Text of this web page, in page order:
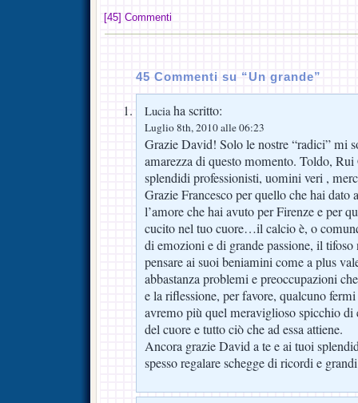
[45] Commenti
45 Commenti su “Un grande”
Luciaha scritto:
Luglio 8th, 2010 alle 06:23
Grazie David! Solo le nostre “radici” mi
amarezza di questo momento. Toldo,
splendidi professionisti, uomini veri ,
Grazie Francesco per quello che hai dato
l’amore che hai avuto per Firenze e per
cucito nel tuo cuore…il calcio è, o
di emozioni e di grande passione, il
pensare ai suoi beniamini come a plus
abbastanza problemi e preoccupazioni
e la riflessione, per favore, qualcuno
avremo più quel meraviglioso spicchio di
del cuore e tutto ciò che ad essa attiene.
Ancora grazie David a te e ai tuoi
spesso regalare schegge di ricordi e